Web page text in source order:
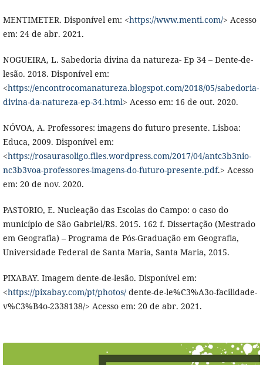
MENTIMETER. Disponível em: <https://www.menti.com/> Acesso
em: 24 de abr. 2021.
NOGUEIRA, L. Sabedoria divina da natureza- Ep 34 – Dente-de-
lesão. 2018. Disponível em:
<https://encontrocomanatureza.blogspot.com/2018/05/sabedoria-
divina-da-natureza-ep-34.html> Acesso em: 16 de out. 2020.
NÓVOA, A. Professores: imagens do futuro presente. Lisboa:
Educa, 2009. Disponível em:
<https://rosaurasoligo.files.wordpress.com/2017/04/antc3b3nio-
nc3b3voa-professores-imagens-do-futuro-presente.pdf.> Acesso
em: 20 de nov. 2020.
PASTORIO, E. Nucleação das Escolas do Campo: o caso do
município de São Gabriel/RS. 2015. 162 f. Dissertação (Mestrado
em Geografia) – Programa de Pós-Graduação em Geografia,
Universidade Federal de Santa Maria, Santa Maria, 2015.
PIXABAY. Imagem dente-de-lesão. Disponível em:
<https://pixabay.com/pt/photos/dente-de-le%C3%A3o-facilidade-
v%C3%B4o-2338138/> Acesso em: 20 de abr. 2021.